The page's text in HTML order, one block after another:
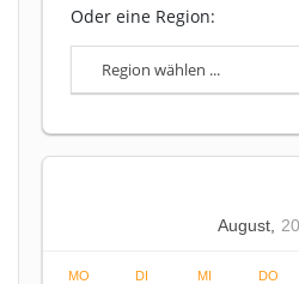
Oder eine Region:
Region wählen ...
August,
MO DI MI DO